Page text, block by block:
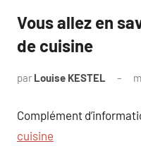
Vous allez en
de cuisine
par Louise KESTEL
Complément
cuisine